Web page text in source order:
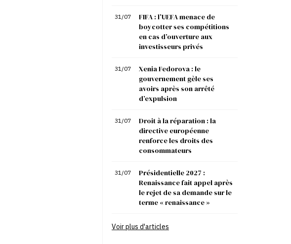
31/07
FIFA : l’UEFA menace de
boycotter ses compétitions
en cas d’ouverture aux
investisseurs privés
31/07
Xenia Fedorova : le
gouvernement gèle ses
avoirs après son arrêté
d’expulsion
31/07
Droit à la réparation : la
directive européenne
renforce les droits des
consommateurs
31/07
Présidentielle 2027 :
Renaissance fait appel après
le rejet de sa demande sur le
terme « renaissance »
Voir plus d'articles